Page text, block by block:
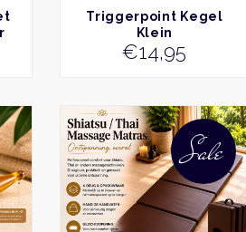
BEKIJK
Triggerpoint Kegel
Klein
€14,95
Sale